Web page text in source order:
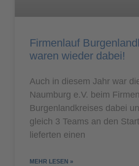
Firmenlauf
waren wieder dabei!
Auch in diesem Jahr war
Naumburg e.V. beim
Burgenlandkreises dabei
gleich 3 Teams an den
lieferten einen
MEHR LESEN »